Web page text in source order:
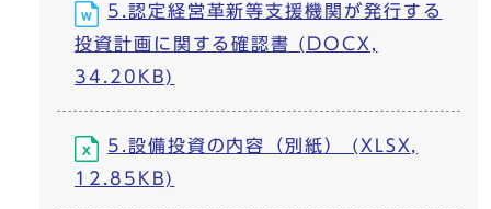
5.認定経営革新等支援機関が発行する
投資計画に関する確認書 (DOCX,
34.20KB)
5.設備投資の内容（別紙） (XLSX,
12.85KB)